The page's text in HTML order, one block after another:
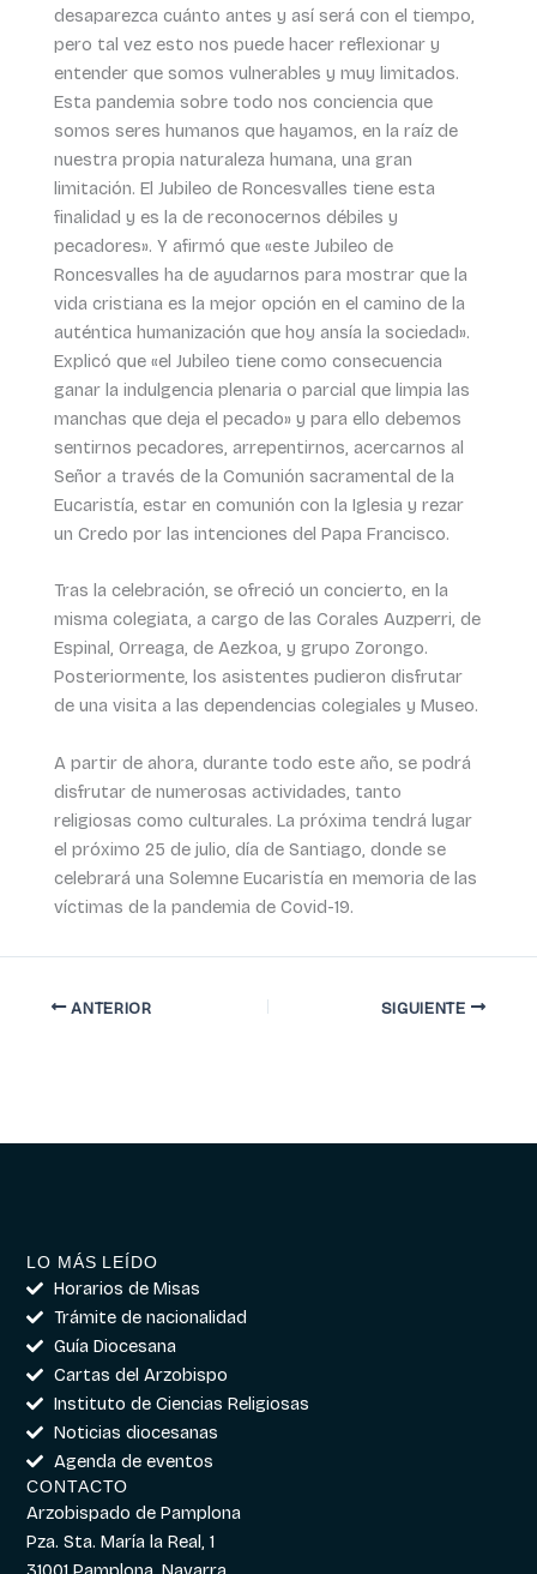
desaparezca cuánto antes y así será con el tiempo,
pero tal vez esto nos puede hacer reflexionar y
entender que somos vulnerables y muy limitados.
Esta pandemia sobre todo nos conciencia que
somos seres humanos que hayamos, en la raíz de
nuestra propia naturaleza humana, una gran
limitación. El Jubileo de Roncesvalles tiene esta
finalidad y es la de reconocernos débiles y
pecadores». Y afirmó que «este Jubileo de
Roncesvalles ha de ayudarnos para mostrar que la
vida cristiana es la mejor opción en el camino de la
auténtica humanización que hoy ansía la sociedad».
Explicó que «el Jubileo tiene como consecuencia
ganar la indulgencia plenaria o parcial que limpia las
manchas que deja el pecado» y para ello debemos
sentirnos pecadores, arrepentirnos, acercarnos al
Señor a través de la Comunión sacramental de la
Eucaristía, estar en comunión con la Iglesia y rezar
un Credo por las intenciones del Papa Francisco.
Tras la celebración, se ofreció un concierto, en la
misma colegiata, a cargo de las Corales Auzperri, de
Espinal, Orreaga, de Aezkoa, y grupo Zorongo.
Posteriormente, los asistentes pudieron disfrutar
de una visita a las dependencias colegiales y Museo.
A partir de ahora, durante todo este año, se podrá
disfrutar de numerosas actividades, tanto
religiosas como culturales. La próxima tendrá lugar
el próximo 25 de julio, día de Santiago, donde se
celebrará una Solemne Eucaristía en memoria de las
víctimas de la pandemia de Covid-19.
ANTERIOR SIGUIENTE
LO MÁS LEÍDO
Horarios de Misas
Trámite de nacionalidad
Guía Diocesana
Cartas del Arzobispo
Instituto de Ciencias Religiosas
Noticias diocesanas
Agenda de eventos
CONTACTO
Arzobispado de Pamplona
Pza. Sta. María la Real, 1